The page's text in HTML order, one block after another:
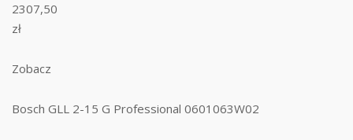
2307,50
zł
Zobacz
Bosch GLL 2-15 G Professional 0601063W02